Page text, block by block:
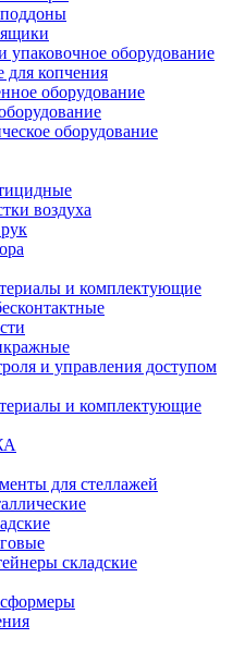
упаковочное оборудование
для копчения
оборудование
оборудование
воздуха
и комплектующие
и управления доступом
и комплектующие
для стеллажей
складские